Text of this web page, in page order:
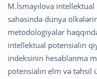
M.İsmayılova
sahəsində dünya
metodologiyalar
intellektual potensialın
indeksinin hesablanma
potensialın elm və